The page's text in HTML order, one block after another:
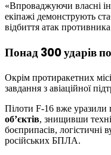
«Впроваджуючи власні
екіпажі демонструють
відбиття атак
Понад 300 ударів
Окрім протиракетних
завдання з авіаційної
Пілоти F-16 вже уразили
об’єктів, знищивши
боєприпасів, логістичні
російських БПЛА.